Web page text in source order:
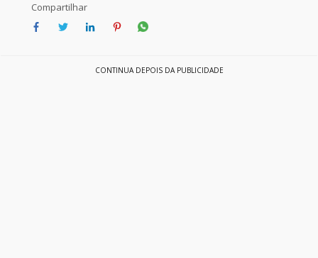
Compartilhar
CONTINUA DEPOIS DA PUBLICIDADE